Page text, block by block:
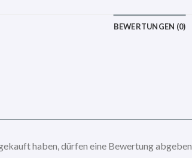
BEWERTUNGEN (0)
haben, dürfen eine Bewertung abgeben.